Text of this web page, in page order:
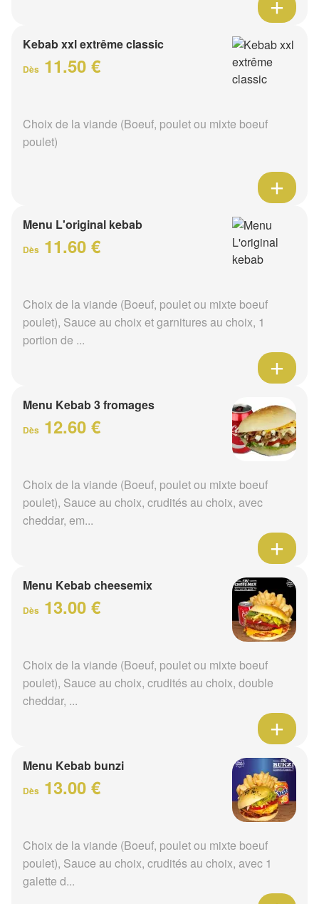
Kebab xxl extrême classic
Dès 11.50 €
Choix de la viande (Boeuf, poulet ou mixte boeuf
poulet)
Menu L'original kebab
Dès 11.60 €
Choix de la viande (Boeuf, poulet ou mixte boeuf
poulet), Sauce au choix et garnitures au choix, 1
portion de ...
Menu Kebab 3 fromages
Dès 12.60 €
Choix de la viande (Boeuf, poulet ou mixte boeuf
poulet), Sauce au choix, crudités au choix, avec
cheddar, em...
Menu Kebab cheesemix
Dès 13.00 €
Choix de la viande (Boeuf, poulet ou mixte boeuf
poulet), Sauce au choix, crudités au choix, double
cheddar, ...
Menu Kebab bunzi
Dès 13.00 €
Choix de la viande (Boeuf, poulet ou mixte boeuf
poulet), Sauce au choix, crudités au choix, avec 1
galette d...